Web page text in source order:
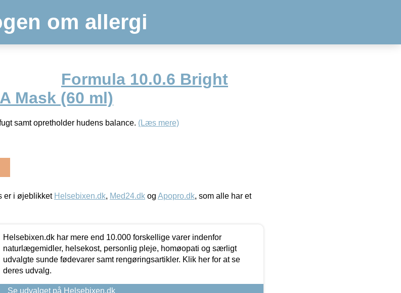
om allergi
Formula 10.0.6 Bright
Mask (60 ml)
samt opretholder hudens balance. (Læs mere)
er i øjeblikket Helsebixen.dk, Med24.dk og Apopro.dk, som alle har et
Helsebixen.dk har mere end 10.000 forskellige varer indenfor
naturlægemidler, helsekost, personlig pleje, homøopati og særligt
udvalgte sunde fødevarer samt rengøringsartikler. Klik her for at se
deres udvalg.
Se udvalget på Helsebixen.dk